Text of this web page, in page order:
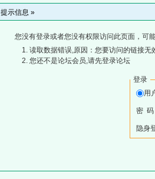
提示信息 »
您没有登录或者您没有权限访问此页面，可
读取数据错误,原因：您要访问的链接
您还不是论坛会员,请先登录论坛
登录
用
密 码
隐身